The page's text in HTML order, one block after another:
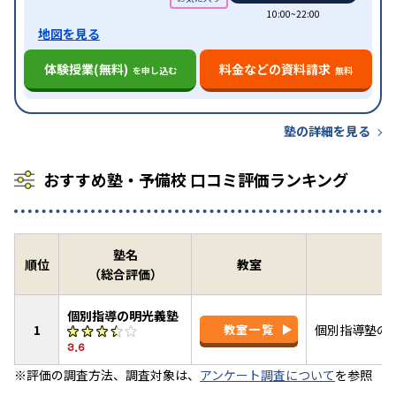
10:00~22:00
地図を見る
体験授業(無料) を申し込む 料金などの資料請求 無料
塾の詳細を見る
おすすめ塾・予備校 口コミ評価ランキング
順位
塾名
（総合評価）
教室
1
個別指導の明光義塾
3.6
教室一覧 個別指導塾の
※評価の調査方法、調査対象は、 アンケート調査についてを参照